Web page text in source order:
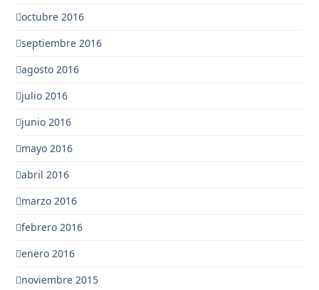
octubre 2016
septiembre 2016
agosto 2016
julio 2016
junio 2016
mayo 2016
abril 2016
marzo 2016
febrero 2016
enero 2016
noviembre 2015